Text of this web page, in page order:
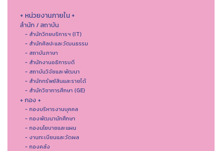
+ หน่วยงานภายใน +
สำนัก / สถาบัน
- สำนักวิทยบริการฯ (IT)
- สํานักศิลปะและวัฒนธรรม
- สถาบันภาษา
- สำนักงานอธิการบดี
- สถาบันวิจัยและพัฒนา
- สำนักทรัพย์สินและรายได้
- สำนักวิชาการศึกษา (GE)
+ กอง +
- กองบริหารงานบุคคล
- กองพัฒนานักศึกษา
- กองนโยบายและแผน
- งานทะเบียนและวัดผล
- กองคลัง